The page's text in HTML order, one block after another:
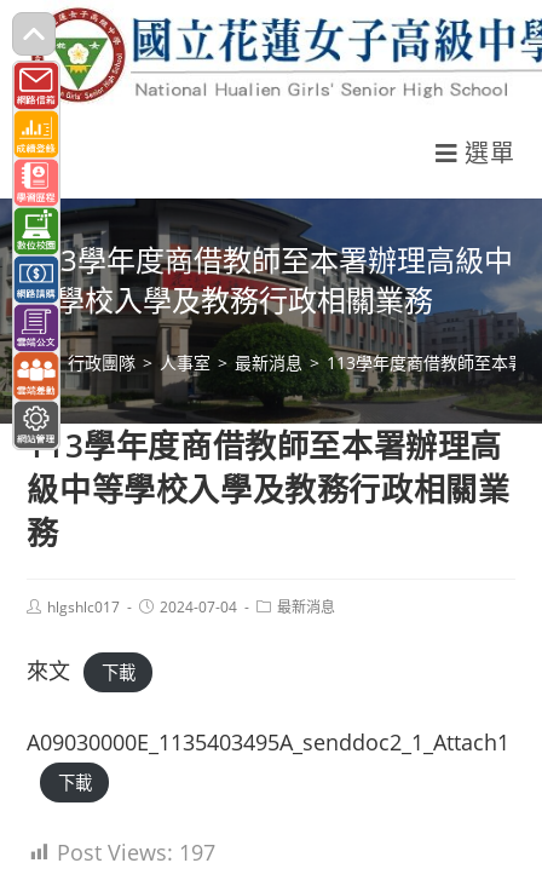
跳
轉
至
主
要
內
容
選單
113學年度商借教師至本署辦理高級中
等學校入學及教務行政相關業務
> 行政團隊 > 人事室 > 最新消息 > 113學年度商借教師至本署
113學年度商借教師至本署辦理高
級中等學校入學及教務行政相關業
務
Posthlgshlc017
Post2024-07-04
Post最新消息
來文 下載
A09030000E_1135403495A_senddoc2_1_Attach1
下載
Post Views: 197